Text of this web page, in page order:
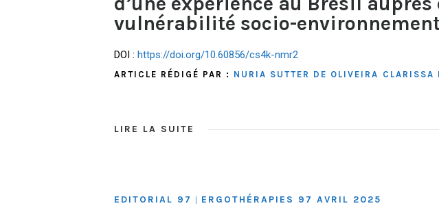
vulnérabilité socio-
DOI : https://doi.org/10.60856/cs4k-nmr2
ARTICLE RÉDIGÉ PAR : NURIA SUTTER DE OLIVEIRA CLARISSA
LIRE LA SUITE
EDITORIAL 97 ERGOTHÉRAPIES 97 AVRIL 2025